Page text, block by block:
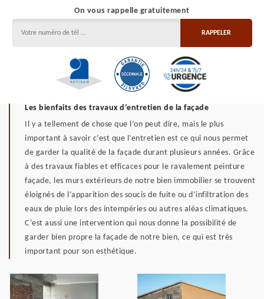
On vous rappelle gratuitement
Les bienfaits des travaux d’entretien de la façade
Il y a tellement de chose que l’on peut dire, mais le plus
important à savoir c’est que l’entretien est ce qui nous permet
de garder la qualité de la façade durant plusieurs années. Grâce
à des travaux fiables et efficaces pour le ravalement peinture
façade, les murs extérieurs de notre bien immobilier se trouvent
éloignés de l’apparition des soucis de fuite ou d’infiltration des
eaux de pluie lors des intempéries ou autres aléas climatiques.
C’est aussi une intervention qui nous donne la possibilité de
garder bien propre la façade de notre bien, ce qui est très
important pour son esthétique.